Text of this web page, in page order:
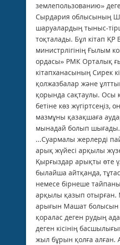
землепользованию»
Сырдария облысының
шаруалардың тыныс-
тоқталады. Бұл кiтап
министрлiгiнiң Ғылым
ордасы» РМК Орталық
кiтапханасының Сирек
қолжазбалар және
қорында сақтаулы. Осы
бетiне көз жүгiртсеңiз,
мазмұны қазақшаға
мынадай болып шығады.
...Суармалы жерлердi
арық жүйесi арқылы
Қырғыздар арықты өте
былайша айтқанда,
немесе бiрнеше
арқылы қазып отырған.
арығын Машат болысын
қоралас деген рудың
деген кiсiнiң
жыл бұрын қолға алған.